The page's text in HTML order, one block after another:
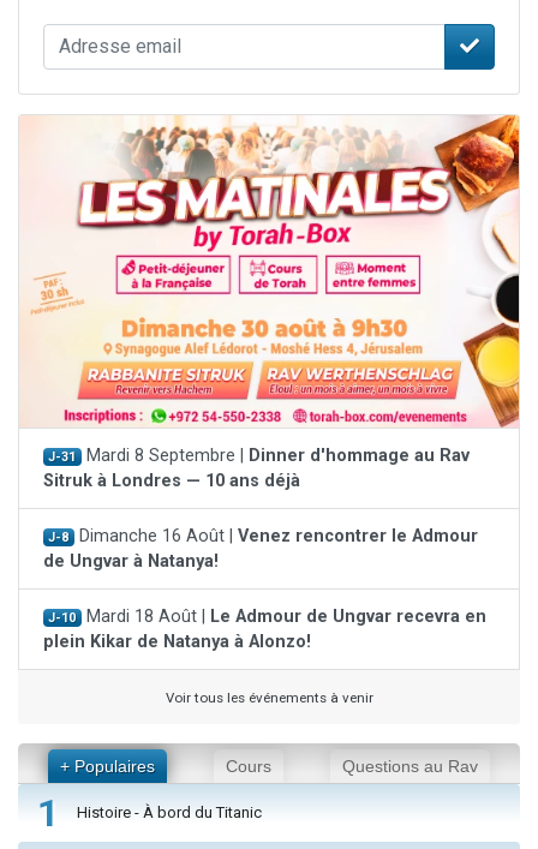
J-31 Mardi 8 Septembre |
Dinner d'hommage au Rav
Sitruk à Londres — 10 ans déjà
J-8 Dimanche 16 Août | Venez rencontrer le Admour
de Ungvar à Natanya!
J-10 Mardi 18 Août |
Le Admour de Ungvar recevra en
plein Kikar de Natanya à Alonzo!
Voir tous les événements à venir
+ Populaires Cours Questions au Rav
1 Histoire - À bord du Titanic